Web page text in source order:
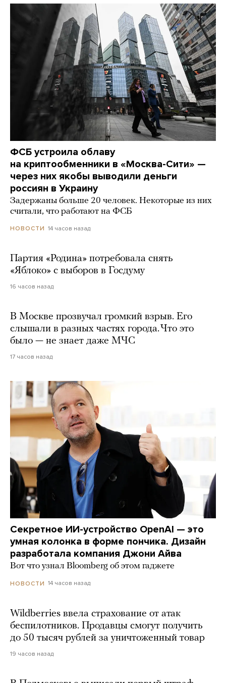
ФСБ устроила облаву
на криптообменники в «Москва-Сити» —
через них якобы выводили деньги
россиян в Украину
Задержаны больше 20 человек. Некоторые из них
считали, что работают на ФСБ
НОВОСТИ 14 часов назад
Партия «Родина» потребовала снять
«Яблоко» с выборов в Госдуму
16 часов назад
В Москве прозвучал громкий взрыв. Его
слышали в разных частях города. Что это
было — не знает даже МЧС
17 часов назад
Секретное ИИ-устройство OpenAI — это
умная колонка в форме пончика. Дизайн
разработала компания Джони Айва
Вот что узнал Bloomberg об этом гаджете
НОВОСТИ 14 часов назад
Wildberries ввела страхование от атак
беспилотников. Продавцы смогут получить
до 50 тысяч рублей за уничтоженный товар
19 часов назад